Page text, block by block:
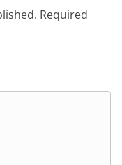
Required